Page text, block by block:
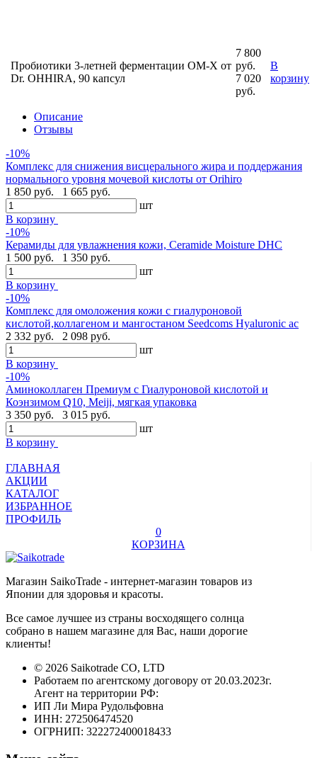
Пробиотики 3-летней ферментации OM-X от
Dr. OHHIRA, 90 капсул
7 800
руб.
7 020
руб.
В
корзину
Описание
Отзывы
-10%
Комплекс для снижения висцерального жира и поддержания
нормального уровня мочевой кислоты от Orihiro
1 850 руб.
1 665 руб.
шт
В корзину
-10%
Керамиды для увлажнения кожи, Ceramide Moisture DHC
1 500 руб.
1 350 руб.
шт
В корзину
-10%
Комплекс для омоложения кожи с гиалуроновой
кислотой,коллагеном и мангостаном Seedcoms Hyaluronic ac
2 332 руб.
2 098 руб.
шт
В корзину
-10%
Аминоколлаген Премиум c Гиалуроновой кислотой и
Коэнзимом Q10, Meiji, мягкая упаковка
3 350 руб.
3 015 руб.
шт
В корзину
ГЛАВНАЯ
АКЦИИ
КАТАЛОГ
ИЗБРАННОЕ
ПРОФИЛЬ
0
КОРЗИНА
Магазин SaikoTrade - интернет-магазин товаров из
Японии для здоровья и красоты.
Все самое лучшее из страны восходящего солнца
собрано в нашем магазине для Вас, наши дорогие
клиенты!
© 2026 Saikotrade CO, LTD
Работаем по агентскому договору от 20.03.2023г.
Агент на территории РФ:
ИП Ли Мира Рудольфовна
ИНН: 272506474520
ОГРНИП: 322272400018433